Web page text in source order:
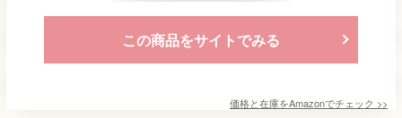
この商品をサイトでみる
価格と在庫をAmazonでチェック >>